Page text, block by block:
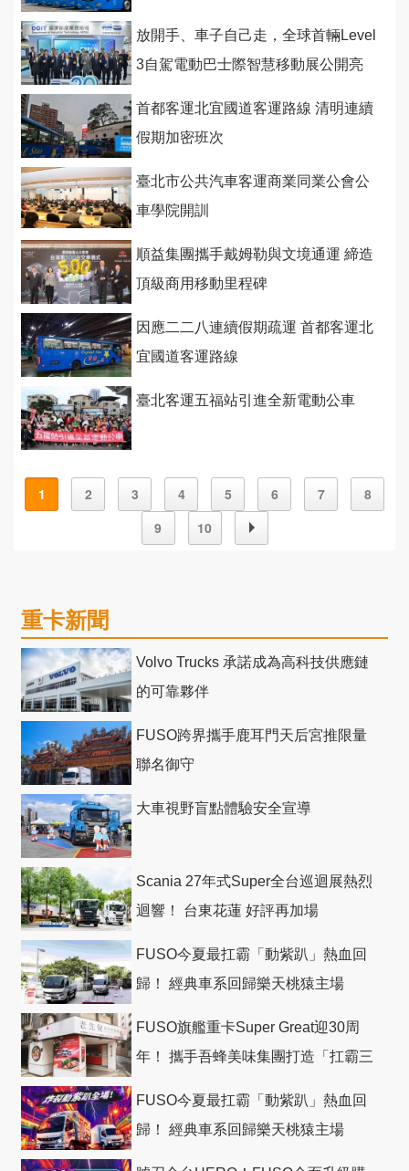
放開手、車子自己走，全球首輛Level
3自駕電動巴士際智慧移動展公開亮
首都客運北宜國道客運路線 清明連續
假期加密班次
臺北市公共汽車客運商業同業公會公
車學院開訓
順益集團攜手戴姆勒與文境通運 締造
頂級商用移動里程碑
因應二二八連續假期疏運 首都客運北
宜國道客運路線
臺北客運五福站引進全新電動公車
1 2 3 4 5 6 7
8
9
10
重卡新聞
Volvo Trucks 承諾成為高科技供應鏈
的可靠夥伴
FUSO跨界攜手鹿耳門天后宮推限量
聯名御守
大車視野盲點體驗安全宣導
Scania 27年式Super全台巡迴展熱烈
迴響！ 台東花蓮 好評再加場
FUSO今夏最扛霸「動紫趴」熱血回
歸！ 經典車系回歸樂天桃猿主場
FUSO旗艦重卡Super Great迎30周
年！ 攜手吾蜂美味集團打造「扛霸三
FUSO今夏最扛霸「動紫趴」熱血回
歸！ 經典車系回歸樂天桃猿主場